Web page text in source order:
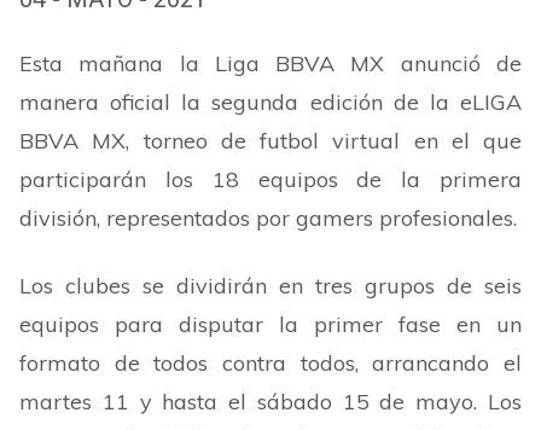
Esta mañana la Liga BBVA MX anunció de
manera oficial la segunda edición de la eLIGA
BBVA MX, torneo de futbol virtual en el que
participarán los 18 equipos de la primera
división, representados por gamers profesionales.
Los clubes se dividirán en tres grupos de seis
equipos para disputar la primer fase en un
formato de todos contra todos, arrancando el
martes 11 y hasta el sábado 15 de mayo. Los